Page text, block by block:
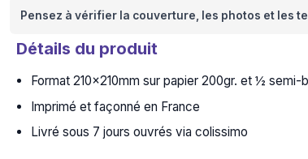
Pages 29-30
Pensez à vérifier la couverture, les photos et les
Détails du produit
Format 210x210mm sur papier 200gr. et ½ semi-
Imprimé et façonné en France
Livré sous 7 jours ouvrés via colissimo